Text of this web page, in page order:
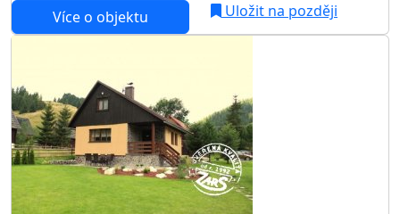
Více o objektu
Uložit na později